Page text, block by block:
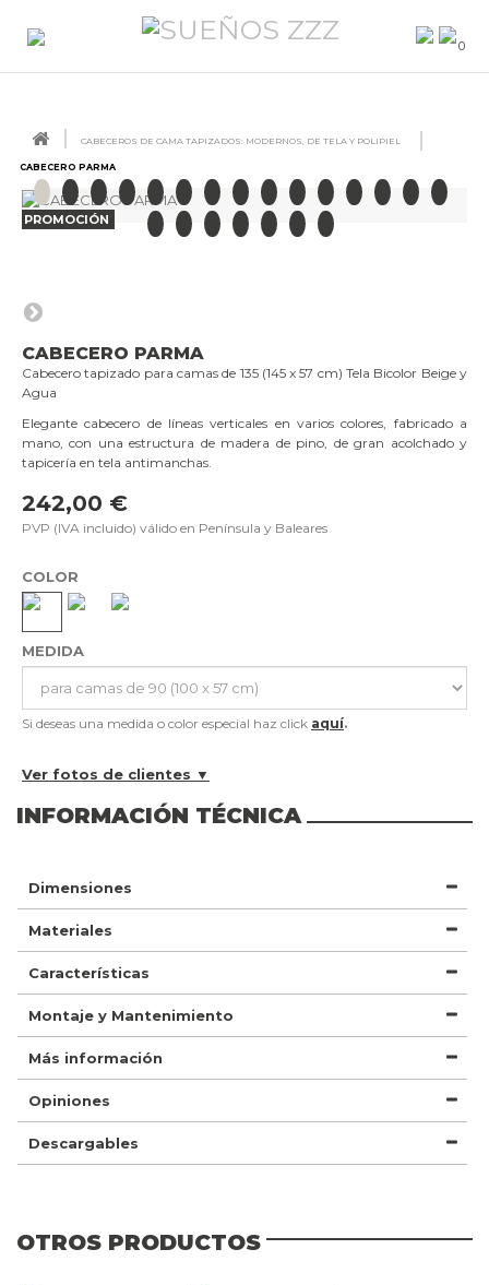
CABECEROS DE CAMA TAPIZADOS: MODERNOS, DE TELA Y POLIPIEL
CABECERO PARMA
PROMOCIÓN
CABECERO PARMA
Cabecero tapizado para camas de 135 (145 x 57 cm) Tela Bicolor Beige y
Agua
Elegante cabecero de líneas verticales en varios colores, fabricado a
mano, con una estructura de madera de pino, de gran acolchado y
tapicería en tela antimanchas.
242,00 €
PVP (IVA incluido) válido en Península y Baleares
COLOR
MEDIDA
Si deseas una medida o color especial haz click aquí.
Ver fotos de clientes ▼
INFORMACIÓN TÉCNICA
Dimensiones
Materiales
Características
Montaje y Mantenimiento
Más información
Opiniones
Descargables
OTROS PRODUCTOS
0